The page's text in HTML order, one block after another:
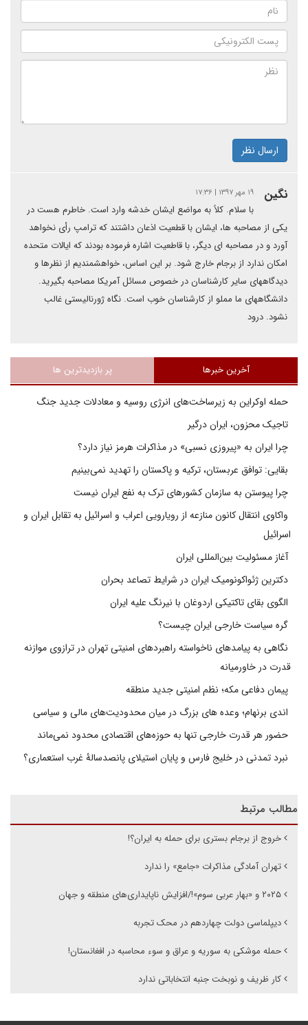
ارسال نظر
نگین ۱۹ مهر ۱۳۹۷ | ۱۷:۳۶
با سلام. کلاً به مواضع ایشان خدشه وارد است. خاطرم هست در
یکی از مصاحبه ها، ایشان با قطعیت اذعان داشتند که ترامپ رأی نخواهد
آورد و در مصاحبه ای دیگر، با قاطعیت اشاره فرموده بودند که ایالات متحده
امکان ندارد از برجام خارج شود. بر این اساس، خواهشمندیم از نظرها و
دیدگاههای سایر کارشناسان در خصوص مسائل آمریکا مصاحبه بگیرید.
دانشگاههای ما مملو از کارشناسان خوب است. نگاه ژورنالیستی غالب
نشود. درود
آخرین خبرها پر بازدیدترین ها
حمله اوکراین به زیرساخت‌های انرژی روسیه و معادلات جدید جنگ
تاجیک محزون، ایران درگیر
چرا ایران به «پیروزی نسبی» در مذاکرات هرمز نیاز دارد؟
بقایی: توافق عربستان، ترکیه و پاکستان را تهدید نمی‌بینیم
چرا پیوستن به سازمان کشورهای ترک به نفع ایران نیست
واکاوی انتقال کانون منازعه از رویارویی اعراب و اسرائیل به تقابل ایران و
اسرائیل
آغاز مسئولیت بین‌المللی ایران
دکترین ژئواکونومیک ایران در شرایط تصاعد بحران
الگوی بقای تاکتیکی اردوغان با نیرنگ علیه ایران
گره سیاست خارجی ایران چیست؟
نگاهی به پیامدهای ناخواسته راهبردهای امنیتی تهران در ترازوی موازنه
قدرت در خاورمیانه
پیمان دفاعی مکه؛ نظم امنیتی جدید منطقه
اندی برنهام؛ وعده های بزرگ در میان محدودیت‌های مالی و سیاسی
حضور هر قدرت خارجی تنها به حوزه‌های اقتصادی محدود نمی‌ماند
نبرد تمدنی در خلیج فارس و پایان استیلای پانصدسالۀ غرب استعماری؟
مطالب مرتبط
خروج از برجام بستری برای حمله به ایران؟‍!
تهران آمادگی مذاکرات «جامع» را ندارد
۲۰۲۵ و «بهار عربی سوم»!/افزایش ناپایداری‌های منطقه و جهان
دیپلماسی دولت چهاردهم در محک تجربه
حمله موشکی به سوریه و عراق و سوء محاسبه در افغانستان!
کار ظریف و نوبخت جنبه انتخاباتی ندارد